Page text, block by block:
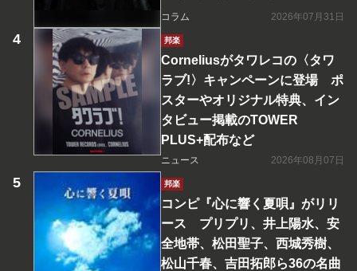
コラム 2026年07月31日
邦楽
Corneliusがタワレコの〈タワ
ラブ!〉キャンペーンに登場 ポ
スターやオリジナル特典、イン
タビュー掲載のTOWER
PLUS+配布など
ニュース 2026年08月07日
邦楽
コンピ『心に響く夏唄』がリリ
ース プリプリ、井上陽水、安
全地帯、松田聖子、西城秀樹、
松山千春、吉田拓郎ら36の名曲